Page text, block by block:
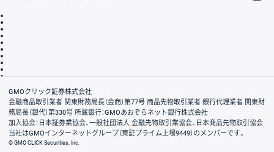
会社案内
GMOクリック証券株式会社
金融商品取引業者 関東財務局長（金商）第77号 商品先物取引業者 銀行代理業者 関東財
務局長（銀代）第330号 所属銀行：GMOあおぞらネット銀行株式会社
加入協会：日本証券業協会、一般社団法人 金融先物取引業協会、日本商品先物取引協会
当社はGMOインターネットグループ（東証プライム上場9449）のメンバーです。
© GMO CLICK Securities, Inc.